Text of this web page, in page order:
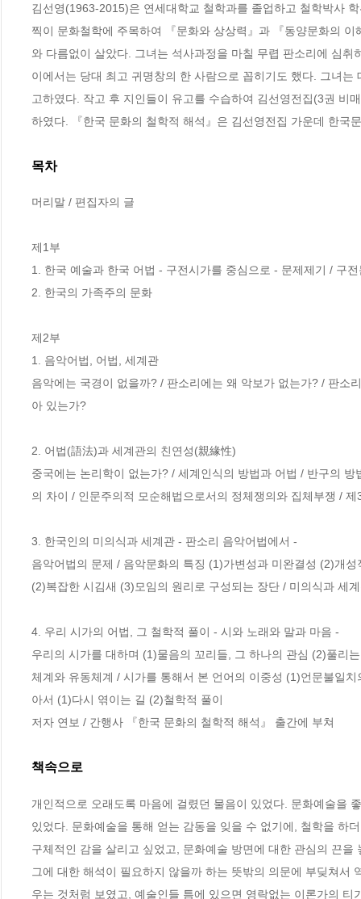
김선영(1963-2015)은 연세대학교 철학과를 졸업하고 철학박사
찍이 문화철학에 주목하여 『문화와 상상력』과 『동양문화의
와 다름없이 살았다. 그녀는 석사과정을 마칠 무렵 판소리에 심
이에서는 당대 최고 귀명창의 한 사람으로 꼽히기도 했다. 그녀
고하였다. 작고 후 지인들이 유고를 수습하여 김선영전집(3권 비
하였다. 『한국 문화의 철학적 해석』은 김선영전집 가운데 한국
목차
머리말 / 편집자의 글
제1부
1. 한국 예술과 한국 어법 - 구전시가를 중심으로 - 문제제기 / 구
2. 한국의 가족주의 문화
제2부
1. 음악어법, 어법, 세계관
음악에는 국경이 없을까? / 판소리에는 왜 악보가 없는가? / 판소
아 있는가?
2. 어법(語法)과 세계관의 친연성(親緣性)
중국에는 논리학이 없는가? / 세계인식의 방법과 어법 / 반구의
의 차이 / 인문주의적 모순해법으로서의 정체쟁의와 집체부쟁 /
3. 한국인의 미의식과 세계관 - 판소리 음악어법에서 -
음악어법의 문제 / 음악문화의 특징 (1)가변성과 미완결성 (2)개
(2)복잡한 시김새 (3)모임의 원리로 구성되는 장단 / 미의식과 세
4. 우리 시가의 어법, 그 철학적 풀이 - 시와 노래와 말과 마음 -
우리의 시가를 대하며 (1)물음의 꼬리들, 그 하나의 관심 (2)풀리
체계와 유동체계 / 시가를 통해서 본 언어의 이중성 (1)언문불일
아서 (1)다시 엮이는 길 (2)철학적 풀이
저자 연보 / 간행사 『한국 문화의 철학적 해석』 출간에 부쳐
책속으로
개인적으로 오래도록 마음에 걸렸던 물음이 있었다. 문화예술을
있었다. 문화예술을 통해 얻는 감동을 잊을 수 없기에, 철학을 하
구체적인 감을 살리고 싶었고, 문화예술 방면에 대한 관심의 끈
그에 대한 해석이 필요하지 않을까 하는 뜻밖의 의문에 부딪쳐
우는 것처럼 보였고, 예술인들 틈에 있으면 영락없는 이론가의